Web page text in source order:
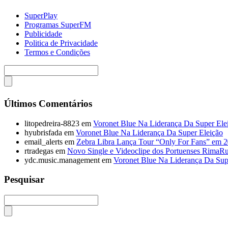
SuperPlay
Programas SuperFM
Publicidade
Politica de Privacidade
Termos e Condições
Últimos Comentários
litopedreira-8823 em Voronet Blue Na Liderança Da Super
hyubrisfada em Voronet Blue Na Liderança Da Super Eleição
email_alerts em Zebra Libra Lança Tour “Only For Fans” em
rtradegas em Novo Single e Videoclipe dos Portuenses
ydc.music.management em Voronet Blue Na Liderança Da
Pesquisar